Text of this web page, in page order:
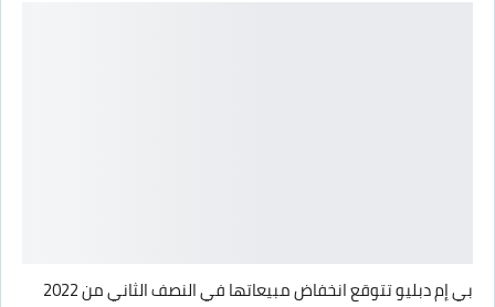
بي إم دبليو تتوقع انخفاض مبيعاتها في النصف الثاني من 2022